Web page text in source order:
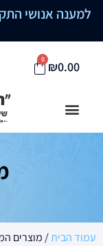
למענה אנושי התקשרו בשעות
₪0.00
0
עמוד הבית/ מוצרים